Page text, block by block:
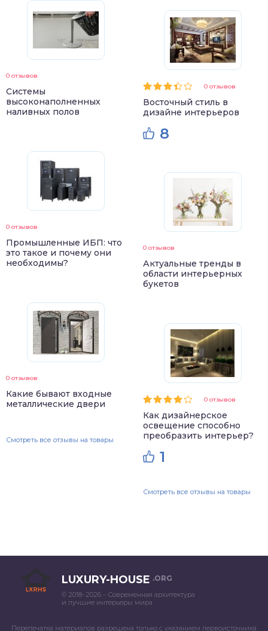
0 отзывов
Системы
высоконаполненных
наливных полов
0 отзывов
Промышленные ИБП: что
это такое и почему они
необходимы?
0 отзывов
Какие бывают входные
металлические двери
Смотреть все отзывы на товары
0 отзывов
Восточный стиль в
дизайне интерьеров
8
0 отзывов
Актуальные тренды в
области интерьерных
букетов
0 отзывов
Как дизайнерское
освещение способно
преобразить интерьер?
1
Смотреть все отзывы на товары
LUXURY-HOUSE .ORG
© 2018–2026 – Современная архитектура
и лучшие интерьеры мира
Перепечатка материалов разрешена только с указанием первоисточника